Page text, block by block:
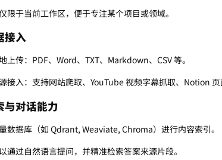
限于当前工作区，便于专注某个项目或领域。
接入
上传：PDF、Word、TXT、Markdown、CSV 等。
接入：支持网站爬取、YouTube 视频字幕抓取、Notion 页
与对话能力
数据库（如 Qdrant, Weaviate, Chroma）进行内容索引。
通过自然语言提问，并精准检索答案来源片段。